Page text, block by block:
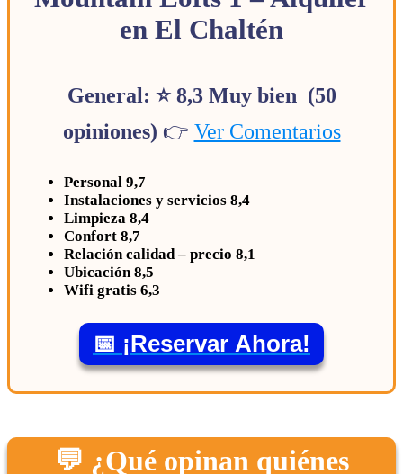
en El Chaltén
General: ⭐ 8,3 Muy bien (50
opiniones) 👉 Ver Comentarios
Personal 9,7
Instalaciones y servicios 8,4
Limpieza 8,4
Confort 8,7
Relación calidad – precio 8,1
Ubicación 8,5
Wifi gratis 6,3
📅 ¡Reservar Ahora!
💬 ¿Qué opinan quiénes